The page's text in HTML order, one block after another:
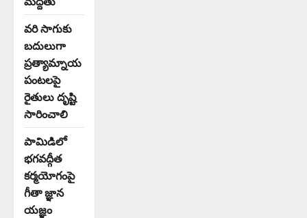
వరి సాగుకు
బదులుగా
ప్రత్యామ్నాయ
పంటలపై
రైతులు దృష్టి
సారించాలి
పామిడిలో
భగవద్గీత
కర్మయోగంపై
గీతా జ్ఞాన
యజ్ఞం